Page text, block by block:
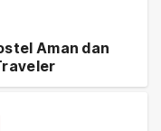
Aman dan